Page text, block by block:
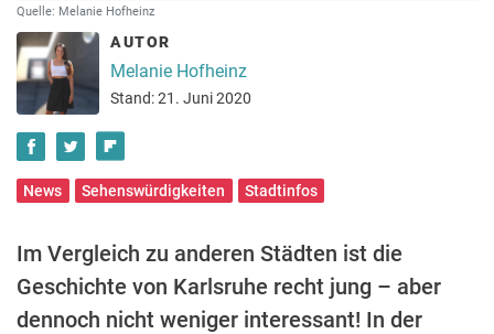
Quelle: Melanie Hofheinz
AUTOR
Melanie Hofheinz
Stand: 21. Juni 2020
News Sehenswürdigkeiten Stadtinfos
Im Vergleich zu anderen Städten ist die
Geschichte von Karlsruhe recht jung – aber
dennoch nicht weniger interessant! In der